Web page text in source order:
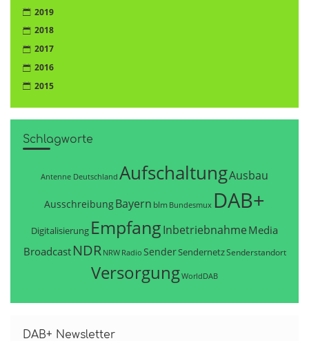
2019
2018
2017
2016
2015
Schlagworte
Antenne Deutschland AufschaltungAusbau
AusschreibungBayern blm Bundesmux DAB+
Digitalisierung EmpfangInbetriebnahme Media
Broadcast NDR NRW Radio SenderSendernetzSenderstandort
VersorgungWorldDAB
DAB+ Newsletter